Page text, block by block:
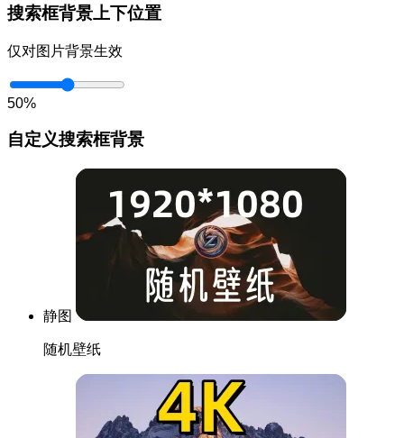
搜索框背景上下位置
仅对图片背景生效
50%
自定义搜索框背景
静图
随机壁纸